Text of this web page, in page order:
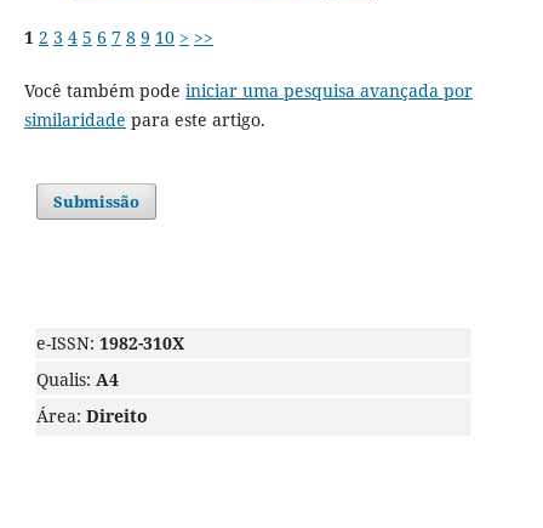
1 2 3 4 5 6 7 8 9 10 > >>
Você também pode iniciar uma pesquisa avançada por
similaridade para este artigo.
Submissão
e-ISSN: 1982-310X
Qualis: A4
Área: Direito